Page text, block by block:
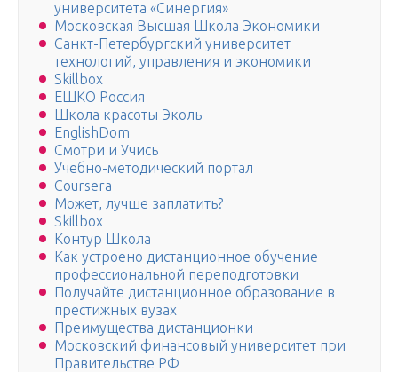
университета «Синергия»
Московская Высшая Школа Экономики
Санкт-Петербургский университет
технологий, управления и экономики
Skillbox
ЕШКО Россия
Школа красоты Эколь
EnglishDom
Смотри и Учись
Учебно-методический портал
Coursera
Может, лучше заплатить?
Skillbox
Контур Школа
Как устроено дистанционное обучение
профессиональной переподготовки
Получайте дистанционное образование в
престижных вузах
Преимущества дистанционки
Московский финансовый университет при
Правительстве РФ